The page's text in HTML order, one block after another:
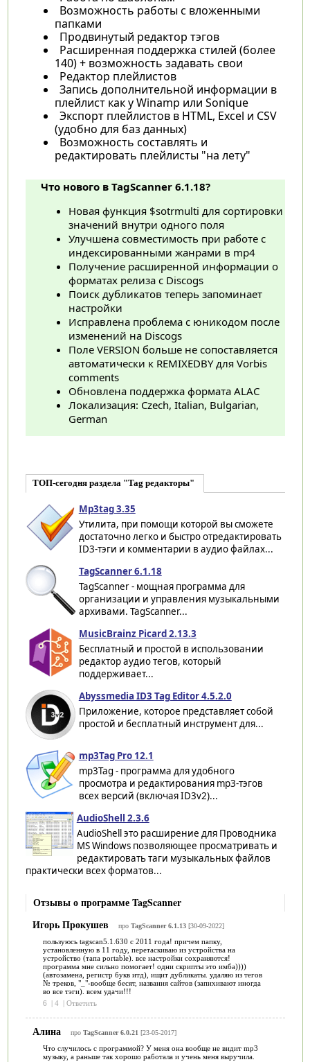
Возможность работы с вложенными
папками
Продвинутый редактор тэгов
Расширенная поддержка стилей (более
140) + возможность задавать свои
Редактор плейлистов
Запись дополнительной информации в
плейлист как у Winamp или Sonique
Экспорт плейлистов в HTML, Excel и CSV
(удобно для баз данных)
Возможность составлять и
редактировать плейлисты "на лету"
Что нового в TagScanner 6.1.18?
Новая функция $sotrmulti для сортировки
значений внутри одного поля
Улучшена совместимость при работе с
индексированными жанрами в mp4
Получение расширенной информации о
форматах релиза с Discogs
Поиск дубликатов теперь запоминает
настройки
Исправлена проблема с юникодом после
изменений на Discogs
Поле VERSION больше не сопоставляется
автоматически к REMIXEDBY для Vorbis
comments
Обновлена поддержка формата ALAC
Локализация: Czech, Italian, Bulgarian,
German
ТОП-сегодня раздела "Tag редакторы"
Mp3tag 3.35
Утилита, при помощи которой вы сможете
достаточно легко и быстро отредактировать
ID3-тэги и комментарии в аудио файлах...
TagScanner 6.1.18
TagScanner - мощная программа для
организации и управления музыкальными
архивами. TagScanner...
MusicBrainz Picard 2.13.3
Бесплатный и простой в использовании
редактор аудио тегов, который
поддерживает...
Abyssmedia ID3 Tag Editor 4.5.2.0
Приложение, которое представляет собой
простой и бесплатный инструмент для...
mp3Tag Pro 12.1
mp3Tag - программа для удобного
просмотра и редактирования mp3-тэгов
всех версий (включая ID3v2)...
AudioShell 2.3.6
AudioShell это расширение для Проводника
MS Windows позволяющее просматривать и
редактировать таги музыкальных файлов
практически всех форматов...
Отзывы о программе TagScanner
Игорь Прокушев
про TagScanner 6.1.13[30-09-2022]
пользуюсь tagscan5.1.630 с 2011 года! причем папку,
установленную в 11 году, перетаскиваю из устройства на
устройство (тапа portable). все настройки сохраняются!
программа мне сильно помогает! одни скрипты это имба))))
(автозамена, регистр букв итд), ищит дубликаты. удаляю из тегов
№ треков, "_"-вообще бесят, названия сайтов (запихивают иногда
во все тэги). всем удачи!!!
6
4 Ответить
Алина про TagScanner 6.0.21[23-05-2017]
Что случилось с программой? У меня она вообще не видит mp3
музыку, а раньше так хорошо работала и учень меня выручила.